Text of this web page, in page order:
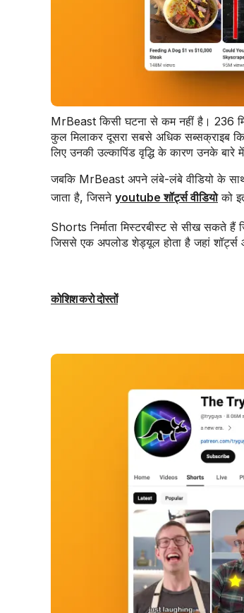
MrBeast किसी घटना से कम नहीं है। 236
कुल मिलाकर दूसरा सबसे अधिक सब्सक्राइब
लिए उनकी उल्कापिंड वृद्धि के कारण उनके बारे
जबकि MrBeast अपने लंबे-लंबे वीडियो के
जाता है, जिसने youtube शॉर्ट्स वीडियोको
Shorts निर्माता मिस्टरबीस्ट से सीख सकते
जिससे एक अपलोड शेड्यूल होता है जहां शॉर्ट्स
कोशिश करो दोस्तों